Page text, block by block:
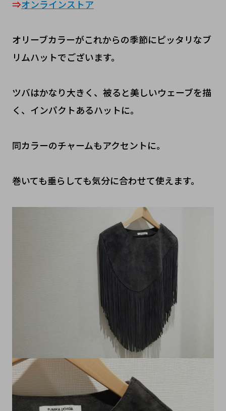
⇒オンラインストア
オリーブカラーがこれからの季節にピッタリなブ
リムハットでございます。
ツバはかなり大きく、被ると美しいウェーブを描
く、インパクトあるハットに。
同カラーのチャームもアクセントに。
巻いても垂らしても気分に合わせて使えます。